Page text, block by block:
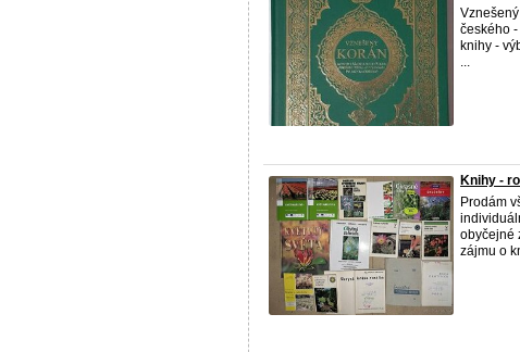
českého
knihy -
...
Knihy -
Prodám
obyčejné
zájmu o